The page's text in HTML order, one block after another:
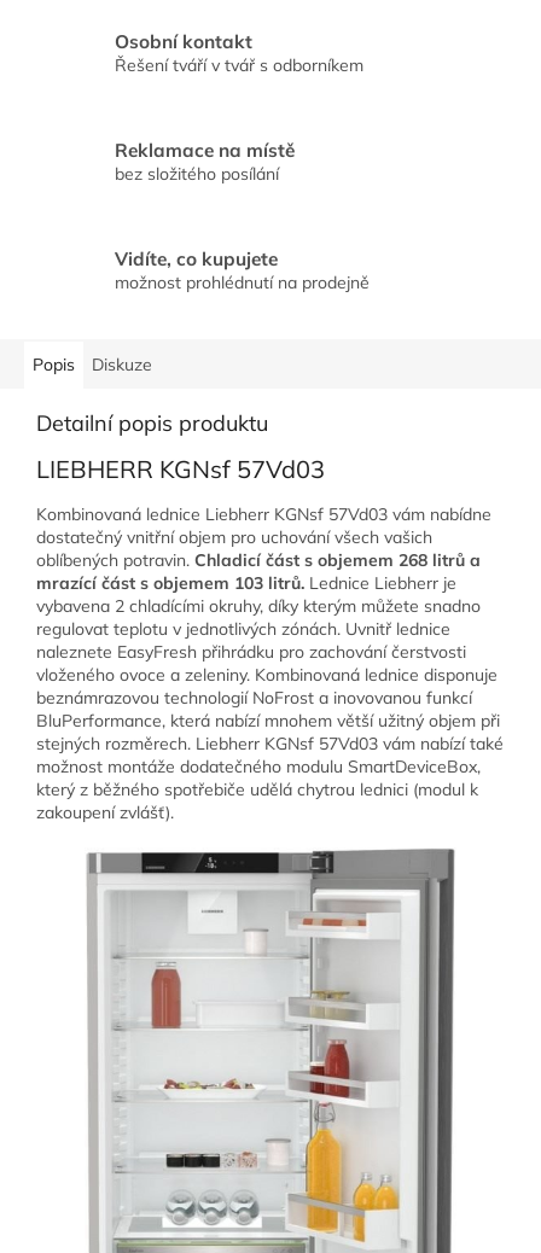
Osobní kontakt
Řešení tváří v tvář s odborníkem
Reklamace na místě
bez složitého posílání
Vidíte, co kupujete
možnost prohlédnutí na prodejně
Popis Diskuze
Detailní popis produktu
LIEBHERR KGNsf 57Vd03
Kombinovaná lednice Liebherr KGNsf 57Vd03 vám nabídne
dostatečný vnitřní objem pro uchování všech vašich
oblíbených potravin. Chladicí část s objemem 268 litrů a
mrazící část s objemem 103 litrů. Lednice Liebherr je
vybavena 2 chladícími okruhy, díky kterým můžete snadno
regulovat teplotu v jednotlivých zónách. Uvnitř lednice
naleznete EasyFresh přihrádku pro zachování čerstvosti
vloženého ovoce a zeleniny. Kombinovaná lednice disponuje
beznámrazovou technologií NoFrost a inovovanou funkcí
BluPerformance, která nabízí mnohem větší užitný objem při
stejných rozměrech. Liebherr KGNsf 57Vd03 vám nabízí také
možnost montáže dodatečného modulu SmartDeviceBox,
který z běžného spotřebiče udělá chytrou lednici (modul k
zakoupení zvlášť).